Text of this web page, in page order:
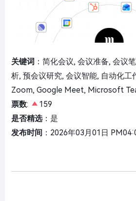
关键词 ：简化会议, 会议准备, 会议
析, 预会议研究, 会议智能, 自动化工
Zoom, Google Meet, Microsoft
票数:
159
是否精选：是
发布时间 ：2026年03月01日